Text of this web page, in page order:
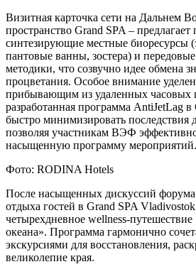
Визитная карточка сети на Дальнем
пространство Grand SPA –
синтезирующие местные биоресурсы
пантовые ванны, зостера) и
методики, что созвучно идее обмена
процветания. Особое внимание
прибывающим из удаленных часовых
разработанная программа AntiJetLag в
быстро минимизировать последствия
позволяя участникам ВЭФ
насыщенную программу мероприятий.
Фото: RODINA Hotels
После насыщенных дискуссий
отдыха гостей в Grand SPA
четырехдневное wellness-
океана». Программа гармонично
экскурсиями для восстановления,
великолепие края.